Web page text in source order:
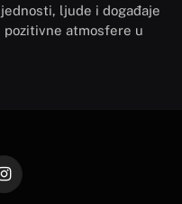
ljude i događaje
pozitivne atmosfere u
Instagram